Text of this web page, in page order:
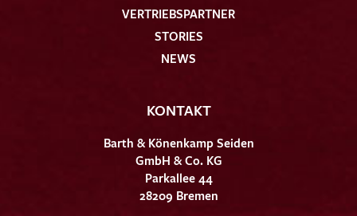
VERTRIEBSPARTNER
STORIES
NEWS
KONTAKT
Barth & Könenkamp Seiden
GmbH & Co. KG
Parkallee 44
28209 Bremen